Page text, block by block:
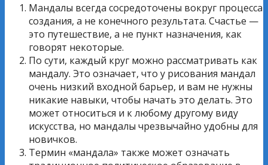
Мандалы всегда сосредоточены вокруг процесса
создания, а не конечного результата. Счастье —
это путешествие, а не пункт назначения, как
говорят некоторые.
По сути, каждый круг можно рассматривать как
мандалу. Это означает, что у рисования мандал
очень низкий входной барьер, и вам не нужны
никакие навыки, чтобы начать это делать. Это
может относиться и к любому другому виду
искусства, но мандалы чрезвычайно удобны для
новичков.
Термин «мандала» также может означать